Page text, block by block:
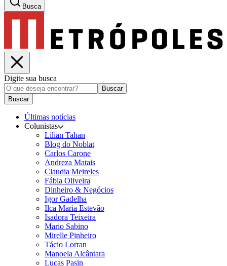
Busca
Digite sua busca
Buscar
Buscar
Últimas notícias
Colunistas
Lilian Tahan
Blog do Noblat
Carlos Carone
Andreza Matais
Claudia Meireles
Fábia Oliveira
Dinheiro & Negócios
Igor Gadelha
Ilca Maria Estevão
Isadora Teixeira
Mario Sabino
Mirelle Pinheiro
Tácio Lorran
Manoela Alcântara
Lucas Pasin